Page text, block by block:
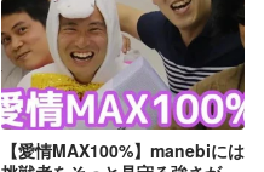
【愛情MAX100%】manebiには